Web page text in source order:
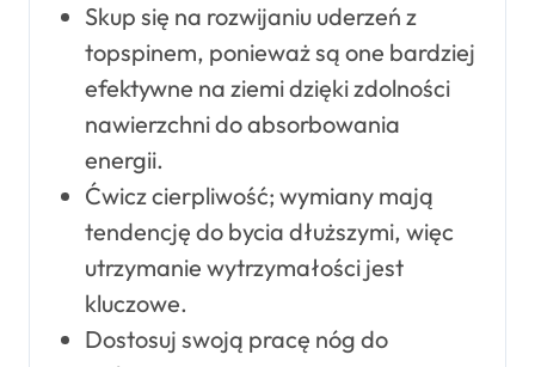
Skup się na rozwijaniu uderzeń z
topspinem, ponieważ są one bardziej
efektywne na ziemi dzięki zdolności
nawierzchni do absorbowania
energii.
Ćwicz cierpliwość; wymiany mają
tendencję do bycia dłuższymi, więc
utrzymanie wytrzymałości jest
kluczowe.
Dostosuj swoją pracę nóg do